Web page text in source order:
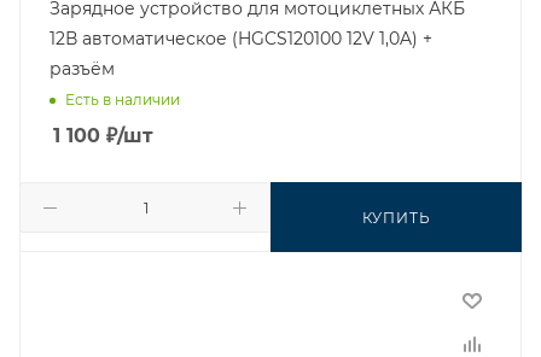
Зарядное устройство для мотоциклетных АКБ
12В автоматическое (HGCS120100 12V 1,0A) +
разъём
Есть в наличии
1 100 ₽/шт
КУПИТЬ